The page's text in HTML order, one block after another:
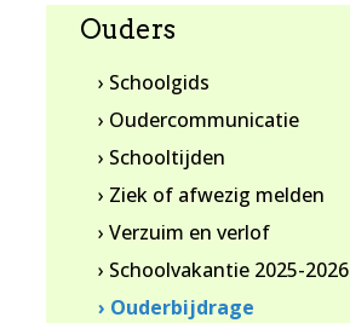
Ouders
› Schoolgids
› Oudercommunicatie
› Schooltijden
› Ziek of afwezig melden
› Verzuim en verlof
› Schoolvakantie 2025-2026
› Ouderbijdrage